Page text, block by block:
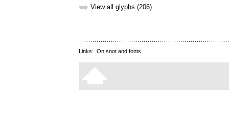
➥ View all glyphs (206)
Links: On snot and fonts